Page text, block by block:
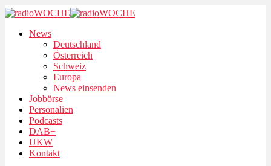
News
Deutschland
Österreich
Schweiz
Europa
News einsenden
Jobbörse
Personalien
Podcasts
DAB+
UKW
Kontakt